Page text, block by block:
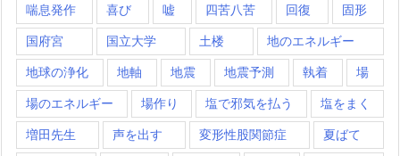
喘息発作 喜び 嘘 四苦八苦 回復 固形
国府宮 国立大学 土楼 地のエネルギー
地球の浄化 地軸 地震 地震予測 執着 場
場のエネルギー 場作り 塩で邪気を払う 塩をまく
増田先生 声を出す 変形性股関節症 夏ばて